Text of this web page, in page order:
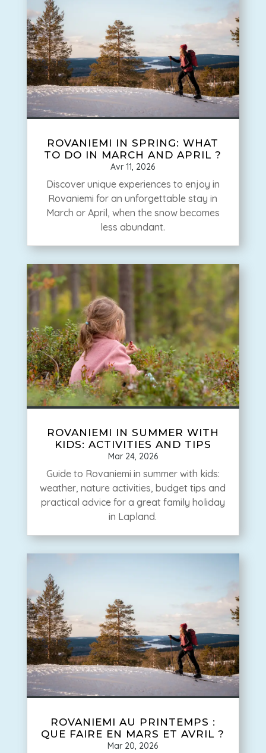
ROVANIEMI IN SPRING: WHAT
TO DO IN MARCH AND APRIL ?
Avr 11, 2026
Discover unique experiences to enjoy in
Rovaniemi for an unforgettable stay in
March or April, when the snow becomes
less abundant.
ROVANIEMI IN SUMMER WITH
KIDS: ACTIVITIES AND TIPS
Mar 24, 2026
Guide to Rovaniemi in summer with kids:
weather, nature activities, budget tips and
practical advice for a great family holiday
in Lapland.
ROVANIEMI AU PRINTEMPS :
QUE FAIRE EN MARS ET AVRIL ?
Mar 20, 2026